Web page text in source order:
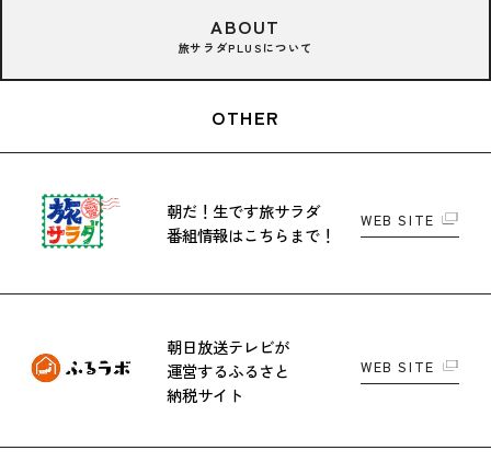
ABOUT
旅サラダPLUSについて
OTHER
朝だ！生です旅サラダ
番組情報はこちらまで！
WEB SITE
朝日放送テレビが
運営するふるさと
納税サイト
WEB SITE